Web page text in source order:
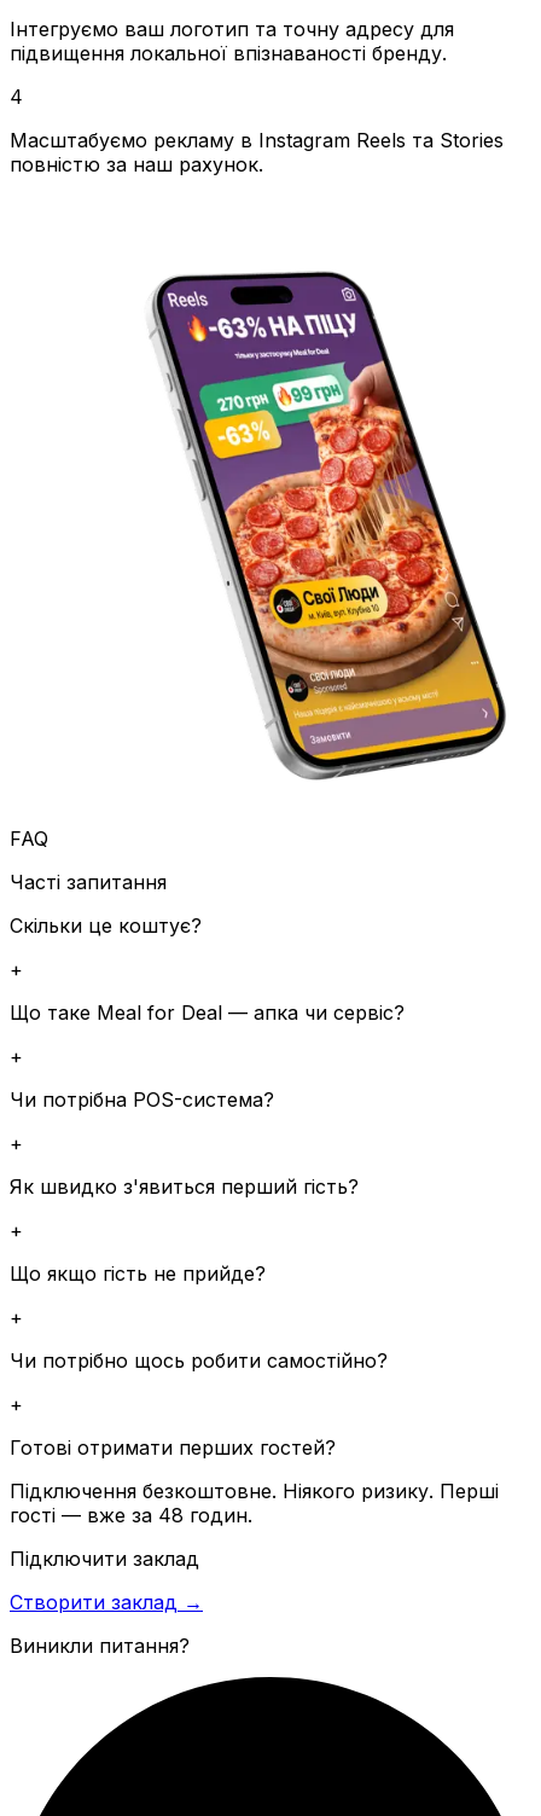
Інтегруємо ваш логотип та точну адресу для
підвищення локальної впізнаваності бренду.
4
Масштабуємо рекламу в Instagram Reels та Stories
повністю за наш рахунок.
FAQ
Часті запитання
Скільки це коштує?
+
Що таке Meal for Deal — апка чи сервіс?
+
Чи потрібна POS-система?
+
Як швидко з'явиться перший гість?
+
Що якщо гість не прийде?
+
Чи потрібно щось робити самостійно?
+
Готові отримати перших гостей?
Підключення безкоштовне. Ніякого ризику. Перші
гості — вже за 48 годин.
Підключити заклад
Створити заклад →
Виникли питання?